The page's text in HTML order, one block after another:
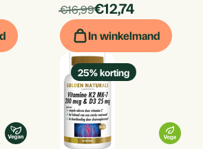
Per
stuk
products.price_default:
€16,99€12,74
In winkelmand
25% korting